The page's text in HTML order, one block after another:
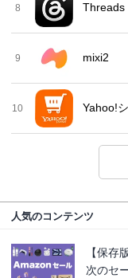
8 Threads
9 mixi2
10 Yahoo!
人気のコンテンツ
【保存
次のセ